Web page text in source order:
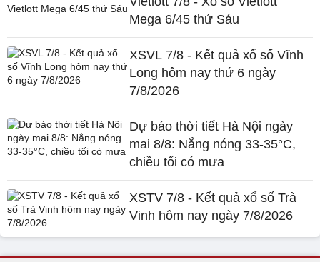
Mega 6/45 thứ Sáu
XSVL 7/8 - Kết quả xổ số Vĩnh
Long hôm nay thứ 6 ngày
7/8/2026
Dự báo thời tiết Hà Nội ngày
mai 8/8: Nắng nóng 33-35°C,
chiều tối có mưa
XSTV 7/8 - Kết quả xổ số Trà
Vinh hôm nay ngày 7/8/2026